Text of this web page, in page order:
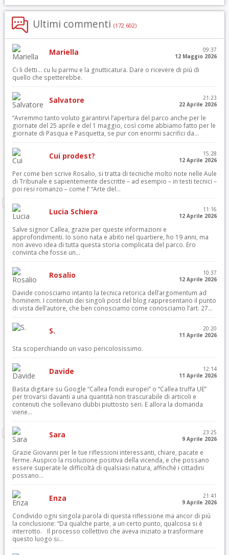
Ultimi commenti (172.602)
Mariella
09:37
12 Maggio 2026
Ci li detti… cu lu parmu e la gnutticatura. Dare o ricevere di più di
quello che spetterebbe.
Salvatore
21:23
22 Aprile 2026
“Avremmo tanto voluto garantirvi l’apertura del parco anche per le
giornate del 25 aprile e del 1 maggio, così come abbiamo fatto per le
giornate di Pasqua e Pasquetta, se pur con enormi sacrifici da...
Cui prodest?
15:28
12 Aprile 2026
Per come ben scrive Rosalio, si tratta di tecniche molto note nelle Aule
di Tribunale e sapientemente descritte – ad esempio – in testi tecnici –
poi resi romanzo – come l’ “Arte del...
Lucia Schiera
11:16
12 Aprile 2026
Salve signor Callea, grazie per queste informazioni e
approfondimenti. Io sono nata e abito nel quartiere, ho 19 anni, ma
non avevo idea di tutta questa storia complicata del parco. Ero
convinta che fosse un...
Rosalio
10:37
12 Aprile 2026
Davide conosciamo intanto la tecnica retorica dell’argomentum ad
hominem. I contenuti dei singoli post del blog rappresentano il punto
di vista dell’autore, che ben conosciamo come conosciamo l’art. 27...
S.
20:20
11 Aprile 2026
Sta scoperchiando un vaso pericolosissimo.
Davide
12:14
11 Aprile 2026
Basta digitare su Google “Callea fondi europei” o “Callea truffa UE”
per trovarsi davanti a una quantità non trascurabile di articoli e
contenuti che sollevano dubbi piuttosto seri. E allora la domanda
viene...
Sara
23:25
9 Aprile 2026
Grazie Giovanni per le tue riflessioni interessanti, chiare, pacate e
ferme. Auspico la risoluzione positiva della vicenda, e che possano
essere superate le difficoltà di qualsiasi natura, affinché i cittadini
possano...
Enza
21:41
9 Aprile 2026
Condivido ogni singola parola di questa riflessione ma ancor di più
la conclusione: “Da qualche parte, a un certo punto, qualcosa si è
interrotto. Il processo collettivo che aveva iniziato a trasformare
questo luogo si...